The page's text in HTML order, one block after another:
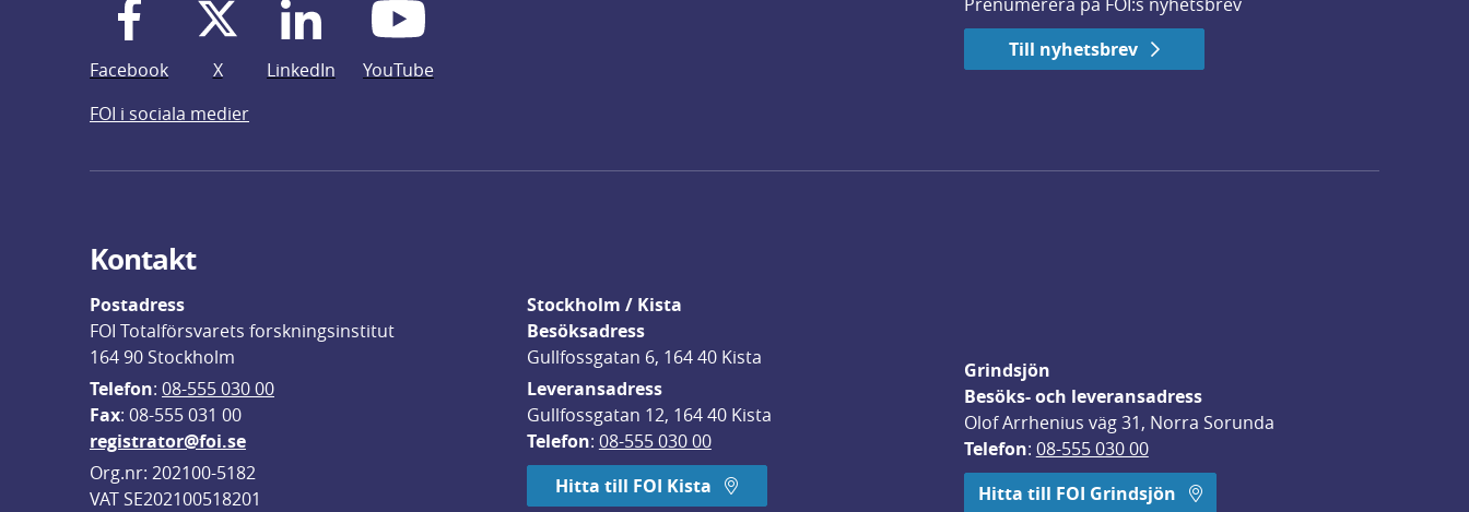
Facebook X LinkedIn
YouTube
FOI i sociala medier
Till nyhetsbrev
Kontakt
Postadress
FOI Totalförsvarets forskningsinstitut
164 90 Stockholm
Telefon: 08-555 030 00
Fax: 08-555 031 00
registrator@foi.se
Org.nr: 202100-5182
VAT SE202100518201
Stockholm / Kista
Besöksadress
Gullfossgatan 6, 164 40 Kista
Leveransadress
Gullfossgatan 12, 164 40 Kista
Telefon: 08-555 030 00
Hitta till FOI Kista
Grindsjön
Besöks- och leveransadress
Olof Arrhenius väg 31, Norra Sorunda
Telefon: 08-555 030 00
Hitta till FOI Grindsjön